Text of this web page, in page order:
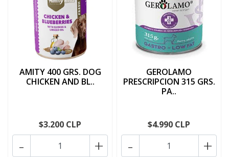
AMITY 400 GRS. DOG
CHICKEN AND BL..
$3.200 CLP
+
-
GEROLAMO
PRESCRIPCION 315 GRS.
PA..
$4.990 CLP
+
-